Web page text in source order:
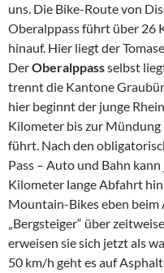
uns. Die Bike-Route von
Oberalppass führt über 26
hinauf. Hier liegt der
DerOberalppassselbst
trennt die Kantone
hier beginnt der junge
Kilometer bis zur
führt. Nach den
Pass – Auto und Bahn
Kilometer lange Abfahrt
Mountain-Bikes eben
„Bergsteiger“ über
erweisen sie sich jetzt als
50 km/h geht es auf